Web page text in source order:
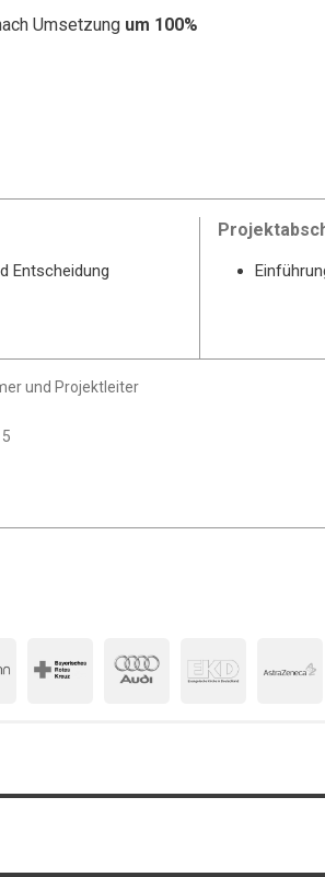
Umsetzung um 100%
Entscheidung
und Projektleiter